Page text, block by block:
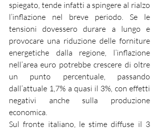
spiegato, tende infatti a spingere al rialzo
l’inflazione nel breve periodo. Se le
tensioni dovessero durare a lungo e
provocare una riduzione delle forniture
energetiche dalla regione, l’inflazione
nell’area euro potrebbe crescere di oltre
un punto percentuale, passando
dall’attuale 1,7% a quasi il 3%, con effetti
negativi anche sulla produzione
economica.
Sul fronte italiano, le stime diffuse il 3